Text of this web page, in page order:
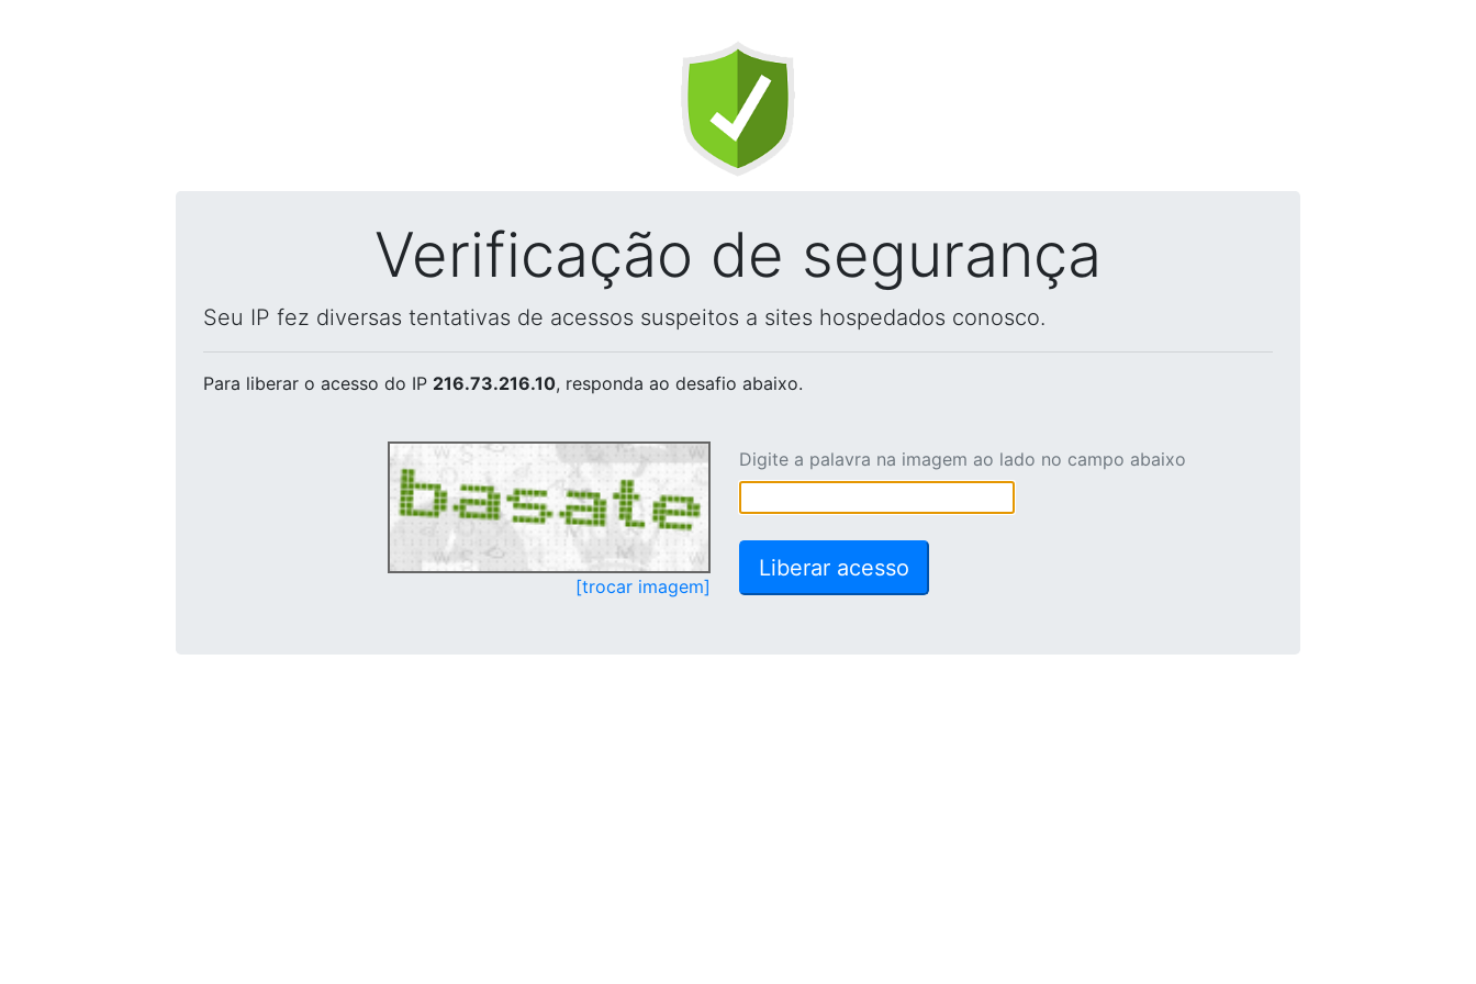
Verificação de segurança
Seu IP fez diversas tentativas de acessos suspeitos a sites hospedados conosco.
Para liberar o acesso do IP 216.73.216.10, responda ao desafio abaixo.
[trocar imagem]
Digite a palavra na imagem ao lado no campo abaixo